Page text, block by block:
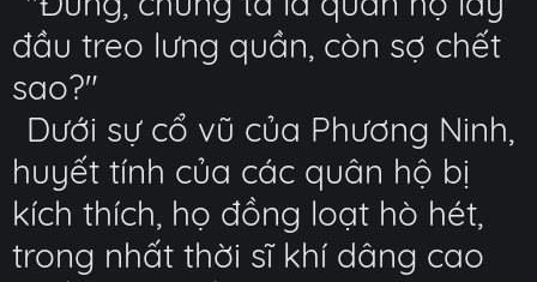
đầu treo lưng quần, còn sợ chết
sao?"
Dưới sự cổ vũ của Phương Ninh,
huyết tính của các quân hộ bị
kích thích, họ đồng loạt hò hét,
trong nhất thời sĩ khí dâng cao